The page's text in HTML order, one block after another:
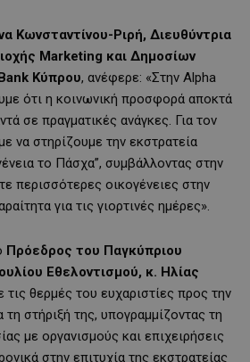
Κωνσταντίνου-Ριρή, Διευθύντρια
Marketing και Δημοσίων
Κύπρου, ανέφερε: «Στην Alpha
ότι η κοινωνική προσφορά αποκτά
σε πραγματικές ανάγκες. Για τον
να στηρίζουμε την εκστρατεία
το Πάσχα”, συμβάλλοντας στην
περισσότερες οικογένειες στην
για τις γιορτινές ημέρες».
Πρόεδρος του Παγκύπριου
Εθελοντισμού, κ. Ηλίας
τις θερμές του ευχαριστίες προς την
στήριξή της, υπογραμμίζοντας τη
με οργανισμούς και επιχειρήσεις
στην επιτυχία της εκστρατείας